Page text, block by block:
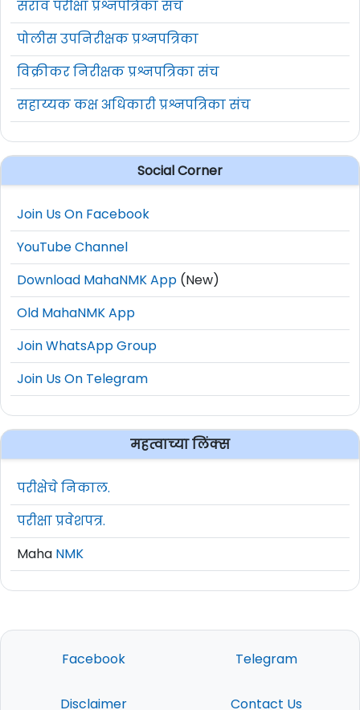
सराव परीक्षा प्रश्नपत्रिका संच
पोलीस उपनिरीक्षक प्रश्नपत्रिका
विक्रीकर निरीक्षक प्रश्नपत्रिका संच
सहाय्यक कक्ष अधिकारी प्रश्नपत्रिका संच
Social Corner
Join Us On Facebook
YouTube Channel
Download MahaNMK App (New)
Old MahaNMK App
Join WhatsApp Group
Join Us On Telegram
महत्वाच्या लिंक्स
परीक्षेचे निकाल.
परीक्षा प्रवेशपत्र.
Maha NMK
Facebook Telegram
Disclaimer Contact Us